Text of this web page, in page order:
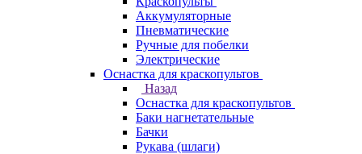
Аккумуляторные
Пневматические
Ручные для побелки
Электрические
Оснастка для краскопультов
Назад
Оснастка для краскопультов
Баки нагнетательные
Бачки
Рукава (шлаги)